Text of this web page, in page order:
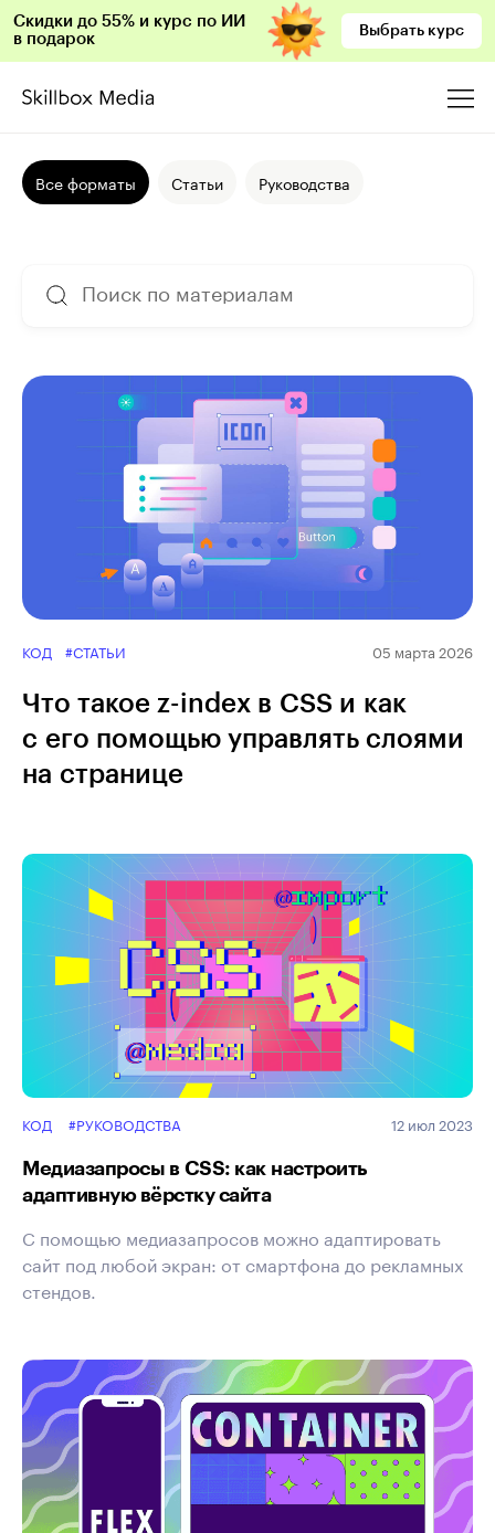
Скидки до 55% и курс по ИИ
в подарок
Выбрать курс
Все форматы Статьи Руководства
КОД #СТАТЬИ 05 марта 2026
Что такое z-index в CSS и как
с его помощью управлять слоями
на странице
КОД #РУКОВОДСТВА 12 июл 2023
Медиазапросы в CSS: как настроить
адаптивную вёрстку сайта
С помощью медиазапросов можно адаптировать
сайт под любой экран: от смартфона до рекламных
стендов.